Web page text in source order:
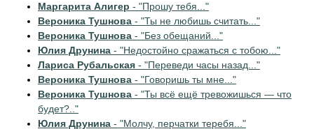
Маргарита Алигер - "Прошу тебя..."
Вероника Тушнова - "Ты не любишь считать..."
Вероника Тушнова - "Без обещаний..."
Юлия Друнина - "Недостойно сражаться с тобою..."
Лариса Рубальская - "Переведи часы назад..."
Вероника Тушнова - "Говоришь ты мне..."
Вероника Тушнова - "Ты всё ещё тревожишься — что
будет?.."
Юлия Друнина - "Молчу, перчатки теребя..."